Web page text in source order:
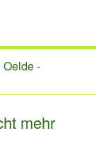
-
mehr